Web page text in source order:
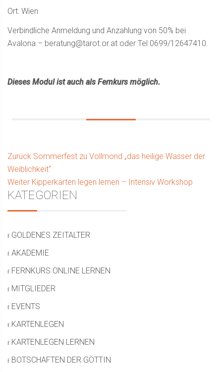
Ort: Wien
Verbindliche Anmeldung und Anzahlung von 50% bei
Avalona – beratung@tarot.or.at oder Tel 0699/12647410.
Dieses Modul ist auch als Fernkurs möglich.
Beitragsnavigation
Zurück Vorhergehender
Beitrag:
Sommerfest zu Vollmond „das heilige Wasser der
Weiblichkeit“
Weiter Nächster
Beitrag:
Kipperkarten legen lernen – Intensiv Workshop
Seitenleiste
KATEGORIEN
GOLDENES ZEITALTER
AKADEMIE
FERNKURS ONLINE LERNEN
MITGLIEDER
EVENTS
KARTENLEGEN
KARTENLEGEN LERNEN
BOTSCHAFTEN DER GÖTTIN